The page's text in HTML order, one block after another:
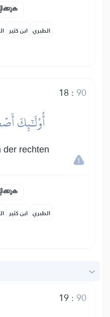
ابن كثير الطبري
18 :90
أُوْلَٰٓئِكَ
der rechten
ابن كثير الطبري
19:90